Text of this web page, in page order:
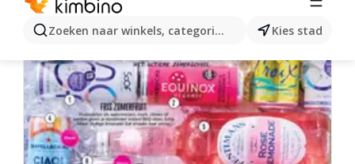
Zoeken naar winkels, categorieën, producten...
Kies stad